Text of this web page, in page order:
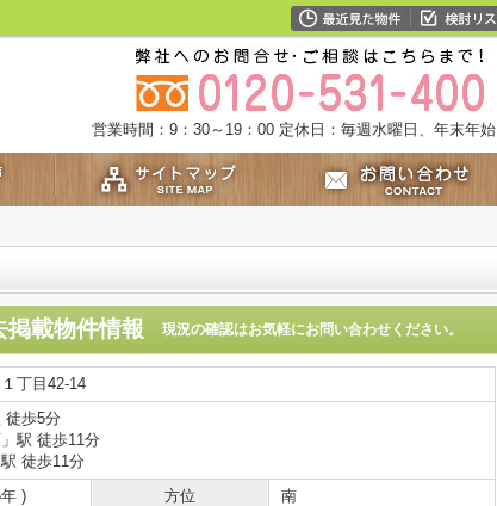
営業時間：9：30～19：00 定休日：毎週水曜日、年末年始
掲載物件情報 現況の確認はお気軽にお問い合わせください。
１丁目42-14
徒歩5分
」駅 徒歩11分
駅 徒歩11分
) 方位 南